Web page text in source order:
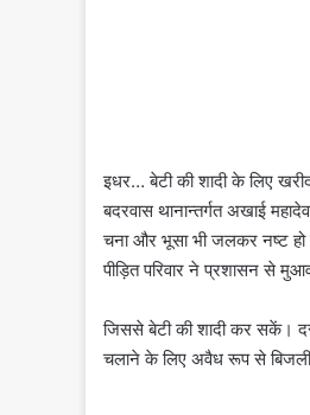
इधर… बेटी की शादी के लिए
बदरवास थानान्तर्गत अखाई
चना और भूसा भी जलकर नष्ट
पीड़ित परिवार ने प्रशासन से
जिससे बेटी की शादी कर सकें।
चलाने के लिए अवैध रूप से